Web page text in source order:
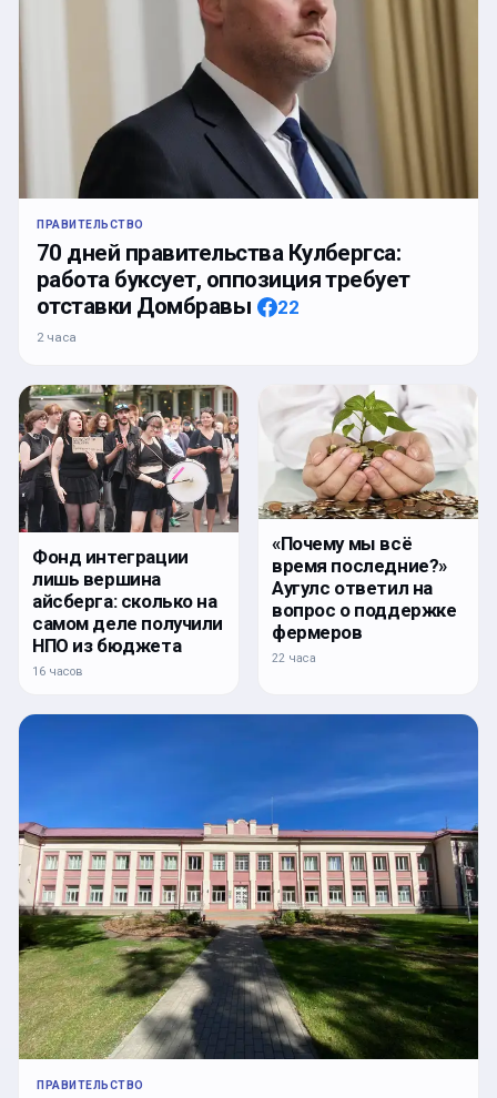
ПРАВИТЕЛЬСТВО
70 дней правительства Кулбергса:
работа буксует, оппозиция требует
отставки Домбравы
22
2 часа
Фонд интеграции
лишь вершина
айсберга: сколько на
самом деле получили
НПО из бюджета
16 часов
«Почему мы всё
время последние?»
Аугулс ответил на
вопрос о поддержке
фермеров
22 часа
ПРАВИТЕЛЬСТВО